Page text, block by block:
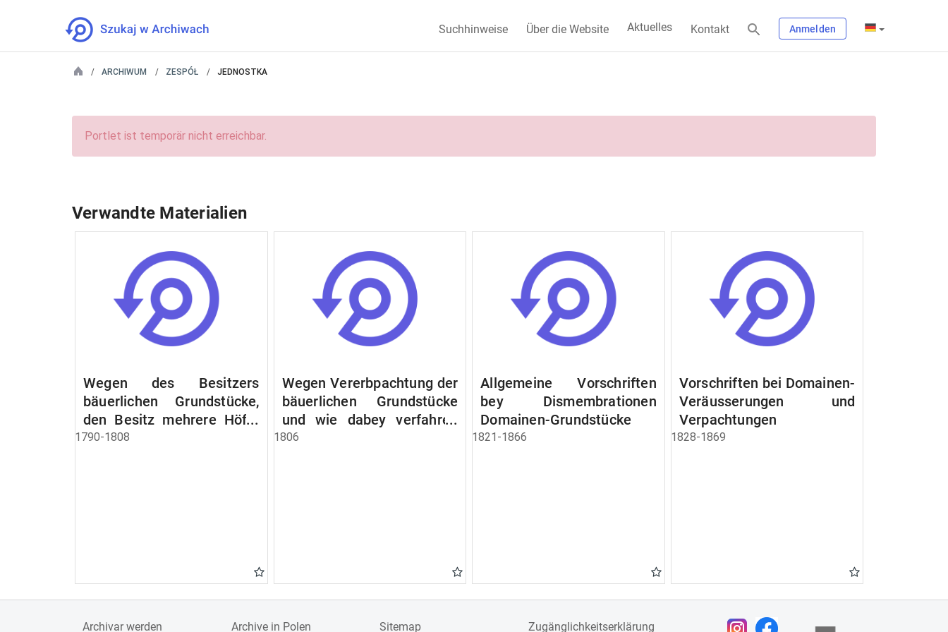
Suchhinweise Über die Website Aktuelles Kontakt Anmelden
ARCHIWUM ZESPÓŁ JEDNOSTKA
Portlet ist temporär nicht erreichbar.
Verwandte Materialien
Wegen des Besitzers
bäuerlichen Grundstücke,
den Besitz mehrere Höfe.
Instruction wegen der
1790-1808
Wegen Vererbpachtung der
bäuerlichen Grundstücke
und wie dabey verfahren
werden soll
1806
Allgemeine Vorschriften
bey Dismembrationen
Domainen-Grundstücke
1821-1866
Vorschriften bei Domainen-
Veräusserungen und
Verpachtungen
1828-1869
Archivar werden Archive in Polen Sitemap Zugänglichkeitserklärung